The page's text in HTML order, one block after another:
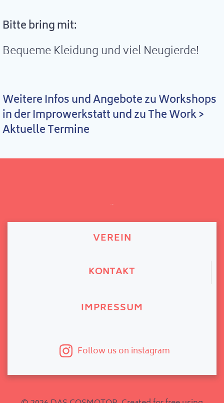
Bitte bring mit:
Bequeme Kleidung und viel Neugierde!
Weitere Infos und Angebote zu Workshops
in der Improwerkstatt und zu The Work >
Aktuelle Termine
VEREIN
KONTAKT
IMPRESSUM
Follow us on instagram